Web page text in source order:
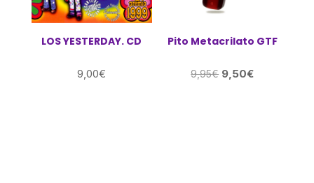
LOS YESTERDAY. CD
9,00€
Pito Metacrilato GTF
9,95€ El
9,50€El